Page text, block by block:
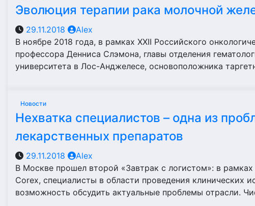
Эволюция терапии рака молочной
29.11.2018
Alex
В ноябре 2018 года, в рамках XXII Российского
профессора Денниса Слэмона, главы отделения
университета в Лос-Анджелесе, основоположника
Новости
Нехватка специалистов – одна из
лекарственных препаратов
29.11.2018
Alex
В Москве прошел второй «Завтрак с логистом»: в
Corex, специалисты в области проведения клинических
возможность обсудить актуальные проблемы отрасли.